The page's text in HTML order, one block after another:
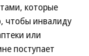
которые
чтобы инвалиду
или
поступает